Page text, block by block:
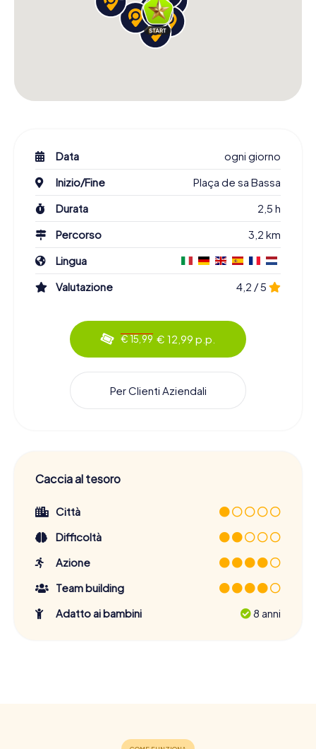
Data
ogni giorno
Inizio/Fine
Plaça de sa Bassa
Durata
2,5 h
Percorso
3,2 km
Lingua
Valutazione
4,2 / 5
€ 15,99 € 12,99 p.p.
Per Clienti Aziendali
Caccia al tesoro
Città
Difficoltà
Azione
Team building
Adatto ai bambini
8 anni